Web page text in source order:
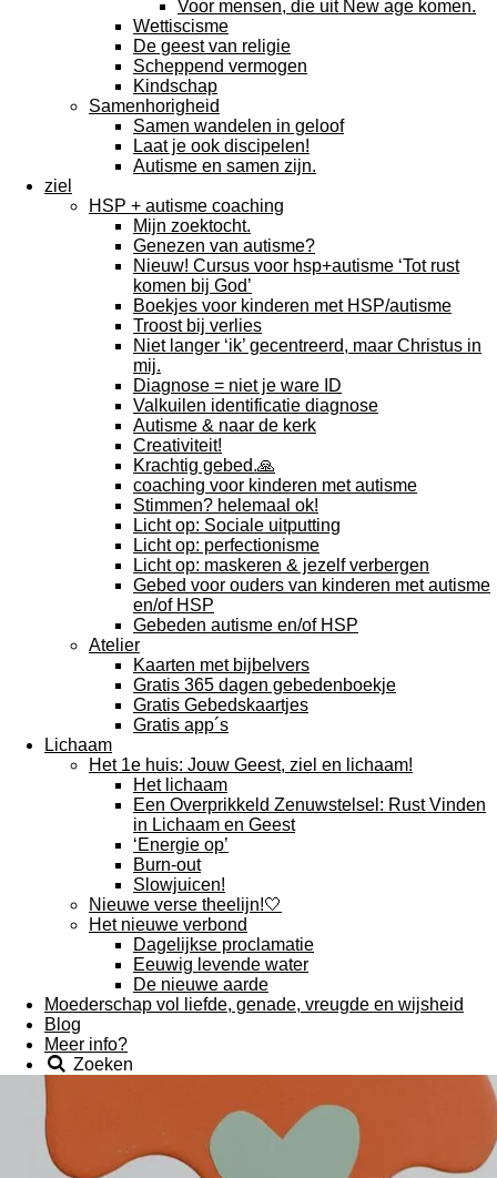
Voor mensen, die uit New age komen.
Wettiscisme
De geest van religie
Scheppend vermogen
Kindschap
Samenhorigheid
Samen wandelen in geloof
Laat je ook discipelen!
Autisme en samen zijn.
ziel
HSP + autisme coaching
Mijn zoektocht.
Genezen van autisme?
Nieuw! Cursus voor hsp+autisme ‘Tot rust
komen bij God’
Boekjes voor kinderen met HSP/autisme
Troost bij verlies
Niet langer ‘ik’ gecentreerd, maar Christus in
mij.
Diagnose = niet je ware ID
Valkuilen identificatie diagnose
Autisme & naar de kerk
Creativiteit!
Krachtig gebed.🙏
coaching voor kinderen met autisme
Stimmen? helemaal ok!
Licht op: Sociale uitputting
Licht op: perfectionisme
Licht op: maskeren & jezelf verbergen
Gebed voor ouders van kinderen met autisme
en/of HSP
Gebeden autisme en/of HSP
Atelier
Kaarten met bijbelvers
Gratis 365 dagen gebedenboekje
Gratis Gebedskaartjes
Gratis app´s
Lichaam
Het 1e huis: Jouw Geest, ziel en lichaam!
Het lichaam
Een Overprikkeld Zenuwstelsel: Rust Vinden
in Lichaam en Geest
‘Energie op’
Burn-out
Slowjuicen!
Nieuwe verse theelijn!🤍
Het nieuwe verbond
Dagelijkse proclamatie
Eeuwig levende water
De nieuwe aarde
Moederschap vol liefde, genade, vreugde en wijsheid
Blog
Meer info?
Zoeken